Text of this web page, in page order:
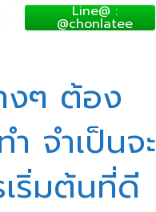
Line@ :
@chonlatee
งๆ ต้อง
จำเป็นจะ
ริ่มต้นที่ดี